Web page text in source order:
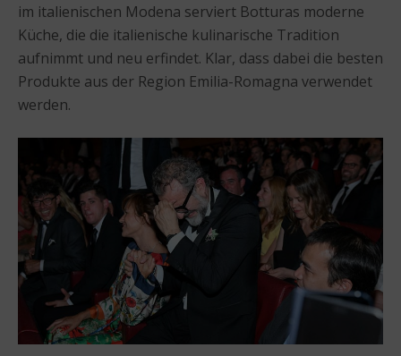
im italienischen Modena serviert Botturas moderne
Küche, die die italienische kulinarische Tradition
aufnimmt und neu erfindet. Klar, dass dabei die besten
Produkte aus der Region Emilia-Romagna verwendet
werden.